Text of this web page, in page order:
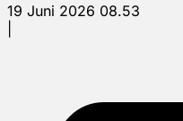
19 Juni 2026 08.53